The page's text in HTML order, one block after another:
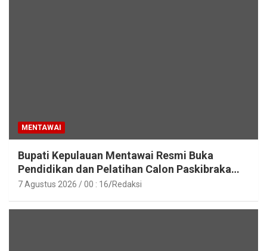
MENTAWAI
Bupati Kepulauan Mentawai Resmi Buka
Pendidikan dan Pelatihan Calon Paskibraka
Tahun 2026
7 Agustus 2026 / 00 : 16 Redaksi